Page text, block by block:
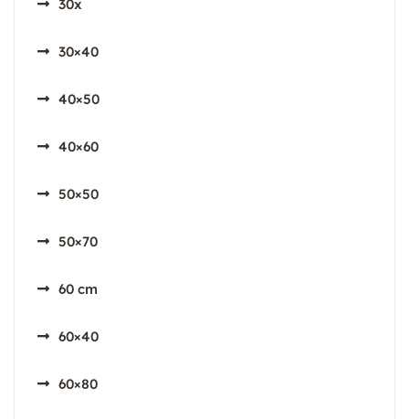
30x
30×40
40×50
40×60
50×50
50×70
60 cm
60×40
60×80